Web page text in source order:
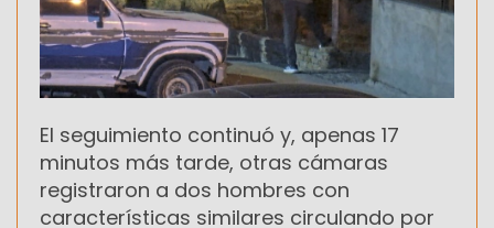
El seguimiento continuó y, apenas 17
minutos más tarde, otras cámaras
registraron a dos hombres con
características similares circulando por